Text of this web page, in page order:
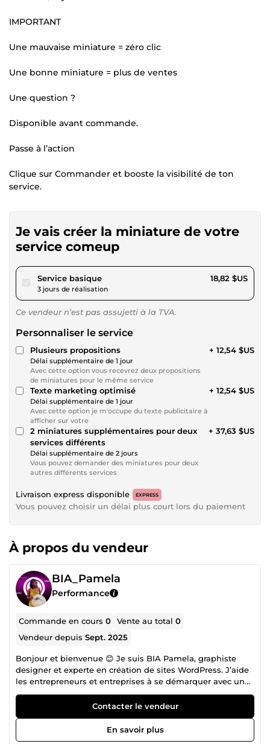
IMPORTANT
Une mauvaise miniature = zéro clic
Une bonne miniature = plus de ventes
Une question ?
Disponible avant commande.
Passe à l’action
Clique sur Commander et booste la visibilité de ton
service.
Je vais créer la miniature de votre
service comeup
Service basiquepour 17,34 $US
3 jours de réalisation
18,82 $US
Ce vendeur n’est pas assujetti à la TVA.
Personnaliser le service
Plusieurs propositions
Délai supplémentaire de 1 jour
Avec cette option vous recevrez deux propositions
de miniatures pour le même service
+ 12,54 $US
Texte marketing optimisé
Délai supplémentaire de 1 jour
Avec cette option je m'occupe du texte publicitaire à
afficher sur votre
+ 12,54 $US
2 miniatures supplémentaires pour deux
services différents
Délai supplémentaire de 2 jours
Vous pouvez demander des miniatures pour deux
autres différents services
+ 37,63 $US
Livraison express disponible EXPRESS
Vous pouvez choisir un délai plus court lors du paiement
À propos du vendeur
BIA_Pamela
Performance
Commande en cours0 Vente au total0
Vendeur depuisSept. 2025
Bonjour et bienvenue 😊 Je suis BIA Pamela, graphiste
designer et experte en création de sites WordPress. J’aide
les entrepreneurs et entreprises à se démarquer avec une
image haut de gamme et des supports digitaux conçus
pour capter l’attention et générer des résultats. Chaque
projet est traité avec exigence, sens du détail et vision
stratégique pour créer un rendu professionnel qui inspire
confiance et crédibilité. Si vous voulez une image qui vous
Contacter le vendeur
En savoir plus